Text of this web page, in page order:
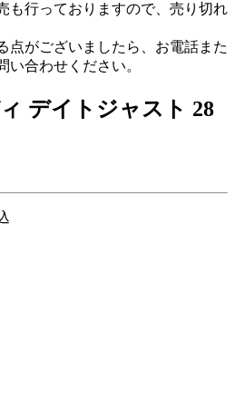
も行っておりますので、売り切れ
点がございましたら、お電話また
い合わせください。
デイトジャスト 28